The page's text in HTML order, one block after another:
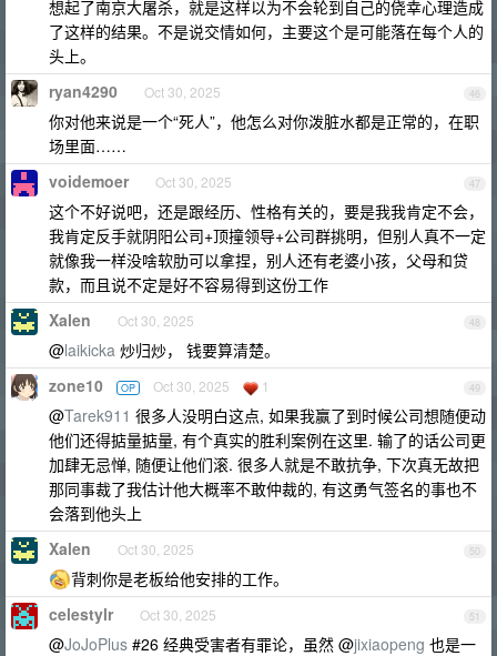
想起了南京大屠杀，就是这样以为不会轮到自己的侥幸心理造成
了这样的结果。不是说交情如何，主要这个是可能落在每个人的
头上。
46
ryan4290 Oct 30, 2025
你对他来说是一个“死人”，他怎么对你泼脏水都是正常的，在职
场里面……
47
voidemoer Oct 30, 2025
这个不好说吧，还是跟经历、性格有关的，要是我我肯定不会，
我肯定反手就阴阳公司+顶撞领导+公司群挑明，但别人真不一定
就像我一样没啥软肋可以拿捏，别人还有老婆小孩，父母和贷
款，而且说不定是好不容易得到这份工作
48
Xalen Oct 30, 2025
@laikicka 炒归炒， 钱要算清楚。
49
zone10 OP Oct 30, 2025 1
@Tarek911 很多人没明白这点, 如果我赢了到时候公司想随便动
他们还得掂量掂量, 有个真实的胜利案例在这里. 输了的话公司更
加肆无忌惮, 随便让他们滚. 很多人就是不敢抗争, 下次真无故把
那同事裁了我估计他大概率不敢仲裁的, 有这勇气签名的事也不
会落到他头上
50
Xalen Oct 30, 2025
背刺你是老板给他安排的工作。
51
celestylr Oct 30, 2025
@JoJoPlus #26 经典受害者有罪论，虽然 @jixiaopeng 也是一